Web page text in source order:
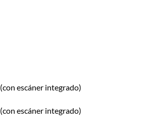
(con escáner integrado)
(con escáner integrado)